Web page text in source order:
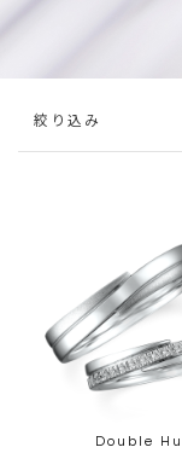
絞り込み
Double